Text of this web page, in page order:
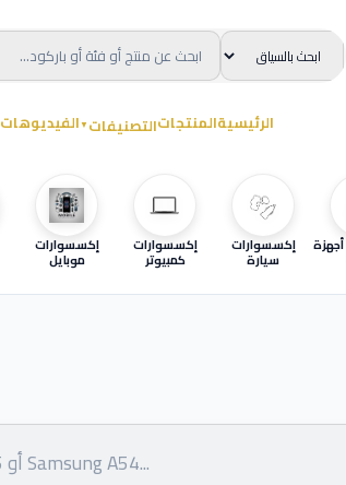
الرئيسيةالمنتجاتالتصنيفات ▼الفيديوهات
إكسسوارات
سيارة
إكسسوارات
كمبيوتر
إكسسوارات
موبايل